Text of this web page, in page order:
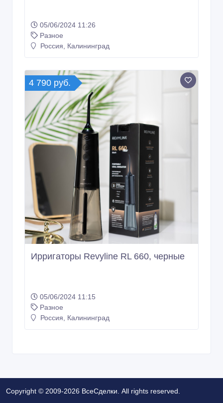
05/06/2024 11:26
Разное
Россия, Калининград
4 790 руб.
Ирригаторы Revyline RL 660, черные
05/06/2024 11:15
Разное
Россия, Калининград
Copyright © 2009-2026 ВсеСделки. All rights reserved.